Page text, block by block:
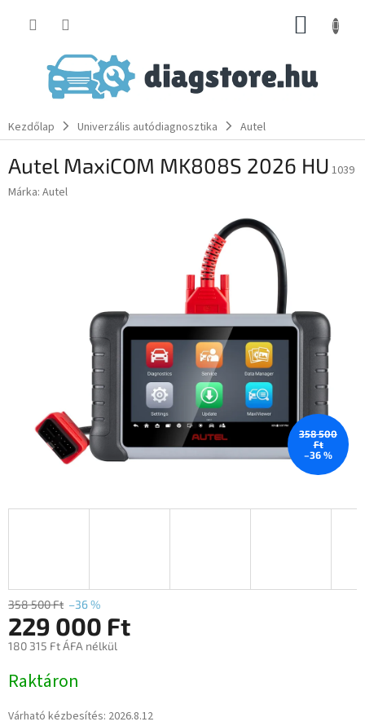
KOSÁR
Kezdőlap Univerzális autódiagnosztika Autel
Autel MaxiCOM MK808S 2026 HU 1039
Márka: Autel
358 500
Ft
–36 %
358 500 Ft –36 %
229 000 Ft
180 315 Ft ÁFA nélkül
Raktáron
Várható kézbesítés: 2026.8.12